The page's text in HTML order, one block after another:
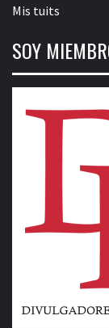
Mis tuits
SOY